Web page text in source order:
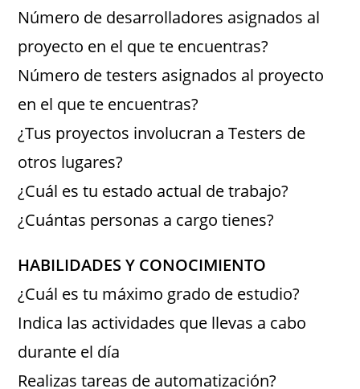
Número de desarrolladores asignados al
proyecto en el que te encuentras?
Número de testers asignados al proyecto
en el que te encuentras?
¿Tus proyectos involucran a Testers de
otros lugares?
¿Cuál es tu estado actual de trabajo?
¿Cuántas personas a cargo tienes?
HABILIDADES Y CONOCIMIENTO
¿Cuál es tu máximo grado de estudio?
Indica las actividades que llevas a cabo
durante el día
Realizas tareas de automatización?